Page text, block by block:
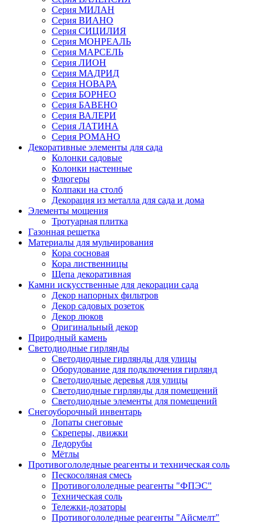
Серия МИЛАН
Серия ВИАНО
Серия СИЦИЛИЯ
Серия МОНРЕАЛЬ
Серия МАРСЕЛЬ
Серия ЛИОН
Серия МАДРИД
Серия НОВАРА
Серия БОРНЕО
Серия БАВЕНО
Серия ВАЛЕРИ
Серия ЛАТИНА
Серия РОМАНО
Декоративные элементы для сада
Колонки садовые
Колонки настенные
Флюгеры
Колпаки на столб
Декорация из металла для сада и дома
Элементы мощения
Тротуарная плитка
Газонная решетка
Материалы для мульчирования
Кора сосновая
Кора лиственницы
Щепа декоративная
Камни искусственные для декорации сада
Декор напорных фильтров
Декор садовых розеток
Декор люков
Оригинальный декор
Природный камень
Светодиодные гирлянды
Светодиодные гирлянды для улицы
Оборудование для подключения гирлянд
Светодиодные деревья для улицы
Светодиодные гирлянды для помещений
Светодиодные элементы для помещений
Снегоуборочный инвентарь
Лопаты снеговые
Скреперы, движки
Ледорубы
Мётлы
Противогололедные реагенты и техническая соль
Пескосоляная смесь
Противогололедные реагенты "ФПЭС"
Техническая соль
Тележки-дозаторы
Противогололедные реагенты "Айсмелт"